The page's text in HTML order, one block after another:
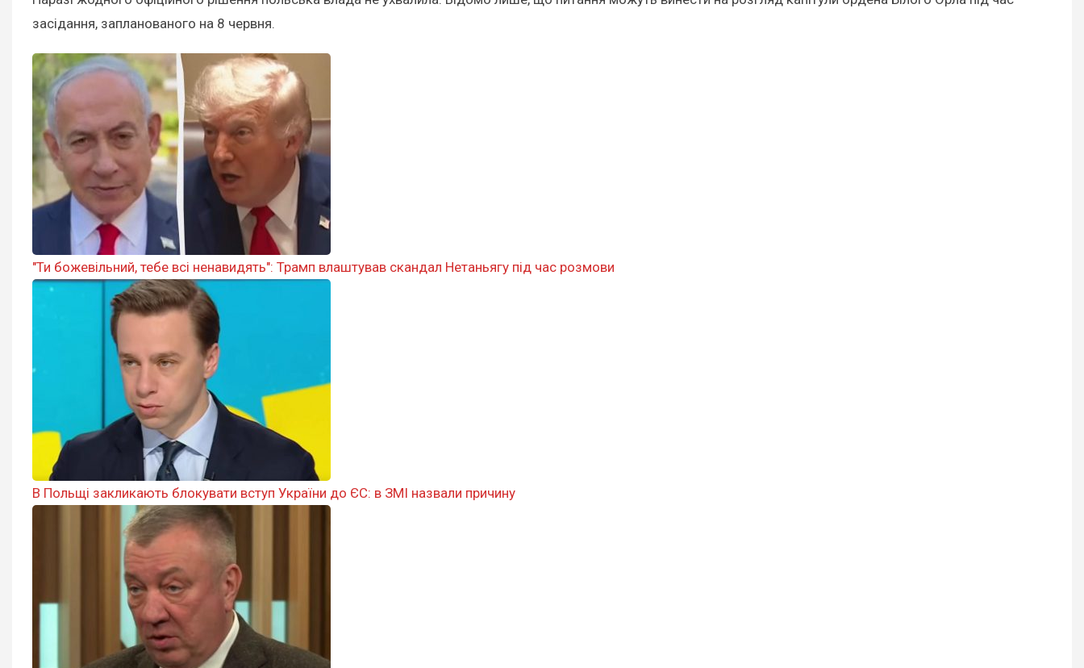
засідання, запланованого на 8 червня.
"Ти божевільний, тебе всі ненавидять": Трамп влаштував скандал Нетаньягу під час розмови
В Польщі закликають блокувати вступ України до ЄС: в ЗМІ назвали причину